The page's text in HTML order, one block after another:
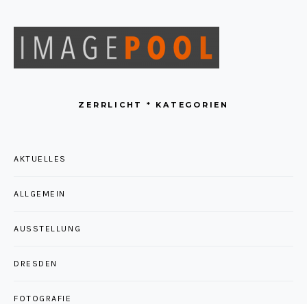
ZERRLICHT * KATEGORIEN
AKTUELLES
ALLGEMEIN
AUSSTELLUNG
DRESDEN
FOTOGRAFIE